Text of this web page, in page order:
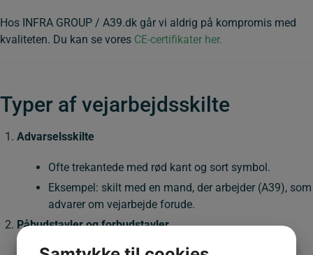
Hos INFRA GROUP / A39.dk går vi aldrig på kompromis med
kvaliteten. Du kan se vores CE-certifikater her.
Typer af vejarbejdsskilte
Advarselsskilte
Ofte trekantede med rød kant og sort symbol.
Eksempel: skilt med en mand, der arbejder (A39), som
advarer om vejarbejde forude.
Påbudstavler og forbudstavler